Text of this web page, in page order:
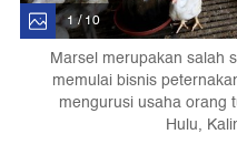
1 / 10
Marsel merupakan salah
memulai bisnis
mengurusi usaha orang
Hulu,